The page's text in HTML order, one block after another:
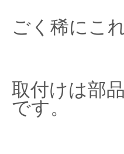
ごく稀にこ
取付けは部
です。